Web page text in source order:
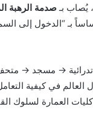
يُصاب بـصدمة الرهبة
بـ “الدخول إلى
→ مسجد →
العالم في كيفية
العمارة لسلوك